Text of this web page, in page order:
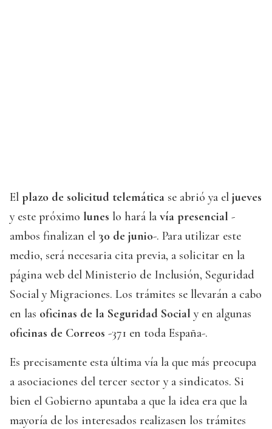
El plazo de solicitud telemática se abrió ya el jueves
y este próximo lunes lo hará la vía presencial -
ambos finalizan el 30 de junio-. Para utilizar este
medio, será necesaria cita previa, a solicitar en la
página web del Ministerio de Inclusión, Seguridad
Social y Migraciones. Los trámites se llevarán a cabo
en las oficinas de la Seguridad Social y en algunas
oficinas de Correos -371 en toda España-.
Es precisamente esta última vía la que más preocupa
a asociaciones del tercer sector y a sindicatos. Si
bien el Gobierno apuntaba a que la idea era que la
mayoría de los interesados realizasen los trámites